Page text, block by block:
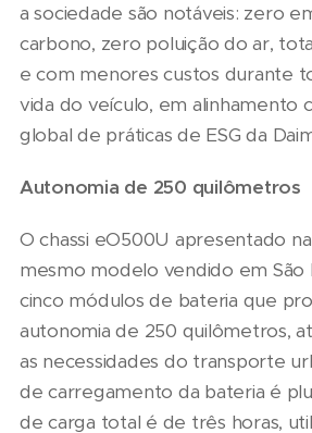
a sociedade são notáveis: zero
carbono, zero poluição do ar,
e com menores custos durante
vida do veículo, em alinhamento
global de práticas de ESG da
Autonomia de 250 quilômetros
O chassi eO500U apresentado
mesmo modelo vendido em São
cinco módulos de bateria que
autonomia de 250 quilômetros,
as necessidades do transporte
de carregamento da bateria é
de carga total é de três horas,